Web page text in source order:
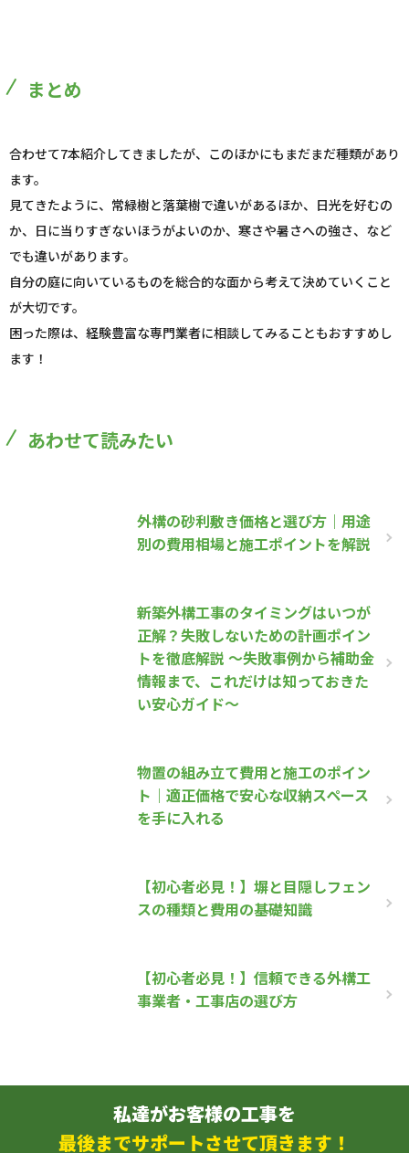
まとめ
合わせて7本紹介してきましたが、このほかにもまだまだ種類があり
ます。
見てきたように、常緑樹と落葉樹で違いがあるほか、日光を好むの
か、日に当りすぎないほうがよいのか、寒さや暑さへの強さ、など
でも違いがあります。
自分の庭に向いているものを総合的な面から考えて決めていくこと
が大切です。
困った際は、経験豊富な専門業者に相談してみることもおすすめし
ます！
あわせて読みたい
外構の砂利敷き価格と選び方｜用途
別の費用相場と施工ポイントを解説
新築外構工事のタイミングはいつが
正解？失敗しないための計画ポイン
トを徹底解説 ～失敗事例から補助金
情報まで、これだけは知っておきた
い安心ガイド～
物置の組み立て費用と施工のポイン
ト｜適正価格で安心な収納スペース
を手に入れる
【初心者必見！】塀と目隠しフェン
スの種類と費用の基礎知識
【初心者必見！】信頼できる外構工
事業者・工事店の選び方
私達がお客様の工事を
最後までサポートさせて頂きます！